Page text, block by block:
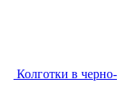
Колготки в черно-